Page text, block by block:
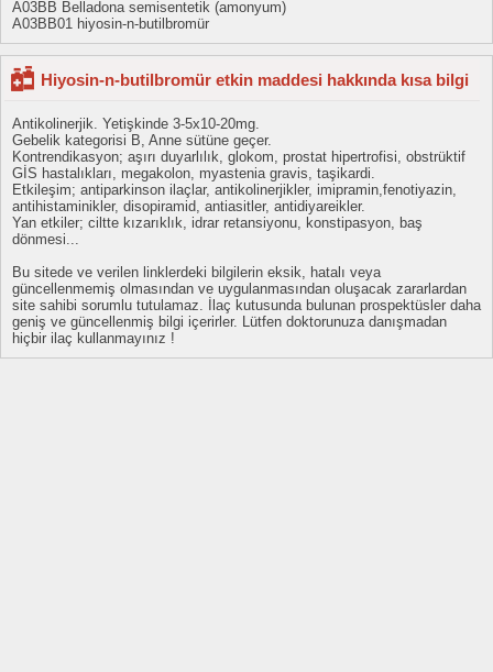
A03BB Belladona semisentetik (amonyum)
A03BB01 hiyosin-n-butilbromür
Hiyosin-n-butilbromür etkin maddesi hakkında kısa bilgi
Antikolinerjik. Yetişkinde 3-5x10-20mg.
Gebelik kategorisi B, Anne sütüne geçer.
Kontrendikasyon; aşırı duyarlılık, glokom, prostat hipertrofisi, obstrüktif
GİS hastalıkları, megakolon, myastenia gravis, taşikardi.
Etkileşim; antiparkinson ilaçlar, antikolinerjikler, imipramin,fenotiyazin,
antihistaminikler, disopiramid, antiasitler, antidiyareikler.
Yan etkiler; ciltte kızarıklık, idrar retansiyonu, konstipasyon, baş
dönmesi...
Bu sitede ve verilen linklerdeki bilgilerin eksik, hatalı veya
güncellenmemiş olmasından ve uygulanmasından oluşacak zararlardan
site sahibi sorumlu tutulamaz. İlaç kutusunda bulunan prospektüsler daha
geniş ve güncellenmiş bilgi içerirler. Lütfen doktorunuza danışmadan
hiçbir ilaç kullanmayınız !